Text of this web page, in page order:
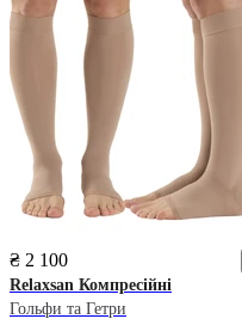
₴ 2 100
Relaxsan Компресійні
Гольфи та Гетри